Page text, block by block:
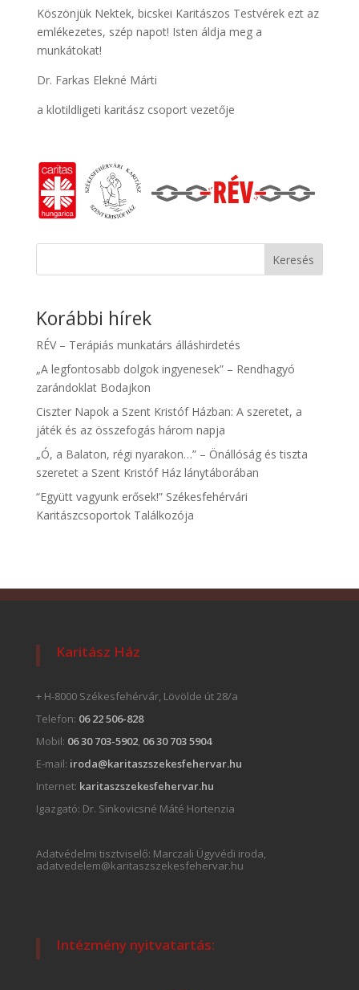
Köszönjük Nektek, bicskei Karitászos Testvérek ezt az
emlékezetes, szép napot! Isten áldja meg a
munkátokat!
Dr. Farkas Elekné Márti
a klotildligeti karitász csoport vezetője
Keresés
Korábbi hírek
RÉV – Terápiás munkatárs álláshirdetés
„A legfontosabb dolgok ingyenesek” – Rendhagyó
zarándoklat Bodajkon
Ciszter Napok a Szent Kristóf Házban: A szeretet, a
játék és az összefogás három napja
„Ó, a Balaton, régi nyarakon…” – Önállóság és tiszta
szeretet a Szent Kristóf Ház lánytáborában
“Együtt vagyunk erősek!” Székesfehérvári
Karitászcsoportok Találkozója
Karitász Ház
+ H-8000 Székesfehérvár, Lövölde út 28/a
Telefon: 06 22 506-828
Mobil: 06 30 703-5902, 06 30 703 5904
E-mail: iroda@karitaszszekesfehervar.hu
Internet: karitaszszekesfehervar.hu
Igazgató: Dr. Sinkovicsné Máté Hortenzia
Adatvédelmi tisztviselő: Marczali Ügyvédi iroda,
adatvedelem@karitaszszekesfehervar.hu
Intézmény nyitvatartás: